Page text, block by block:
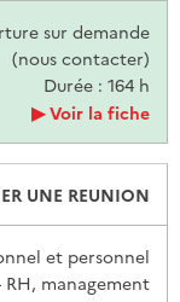
sur demande
(nous contacter)
Durée : 164 h
Voir la fiche
UNE REUNION
et personnel
RH, management